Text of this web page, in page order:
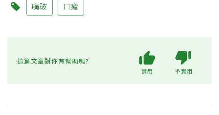
嘴破 口瘡
這篇文章對你有幫助嗎?
實用 不實用